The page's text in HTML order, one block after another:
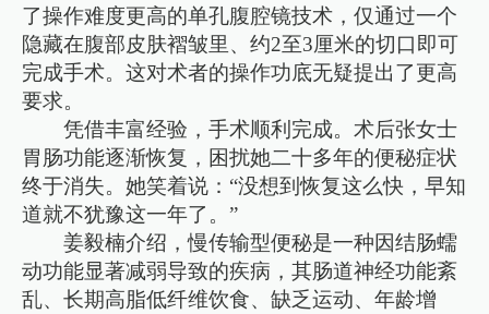
了操作难度更高的单孔腹腔镜技术，仅通过一个
隐藏在腹部皮肤褶皱里、约2至3厘米的切口即可
完成手术。这对术者的操作功底无疑提出了更高
要求。
凭借丰富经验，手术顺利完成。术后张女士
胃肠功能逐渐恢复，困扰她二十多年的便秘症状
终于消失。她笑着说：“没想到恢复这么快，早知
道就不犹豫这一年了。”
姜毅楠介绍，慢传输型便秘是一种因结肠蠕
动功能显著减弱导致的疾病，其肠道神经功能紊
乱、长期高脂低纤维饮食、缺乏运动、年龄增